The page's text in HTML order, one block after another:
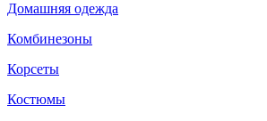
Домашняя одежда
Комбинезоны
Корсеты
Костюмы